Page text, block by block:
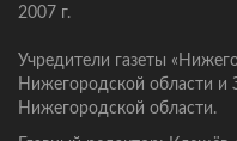
2007 г.
Учредители газеты
Нижегородской области и
Нижегородской области.